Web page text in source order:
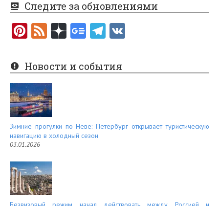
Следите за обновлениями
Pi
er
es
t
F
e
d
Новости и события
Зимние прогулки по Неве: Петербург открывает туристическую
навигацию в холодный сезон
03.01.2026